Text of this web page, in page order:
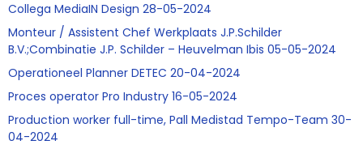
Collega MediaIN Design 28-05-2024
Monteur / Assistent Chef Werkplaats J.P.Schilder
B.V.;Combinatie J.P. Schilder – Heuvelman Ibis 05-05-2024
Operationeel Planner DETEC 20-04-2024
Proces operator Pro Industry 16-05-2024
Production worker full-time, Pall Medistad Tempo-Team 30-
04-2024